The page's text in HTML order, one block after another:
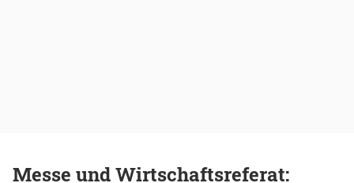
Messe und Wirtschaftsreferat: